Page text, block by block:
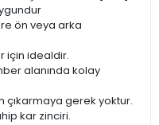
ön veya arka
için idealdir.
alanında kolay
çıkarmaya gerek yoktur.
kar zinciri.